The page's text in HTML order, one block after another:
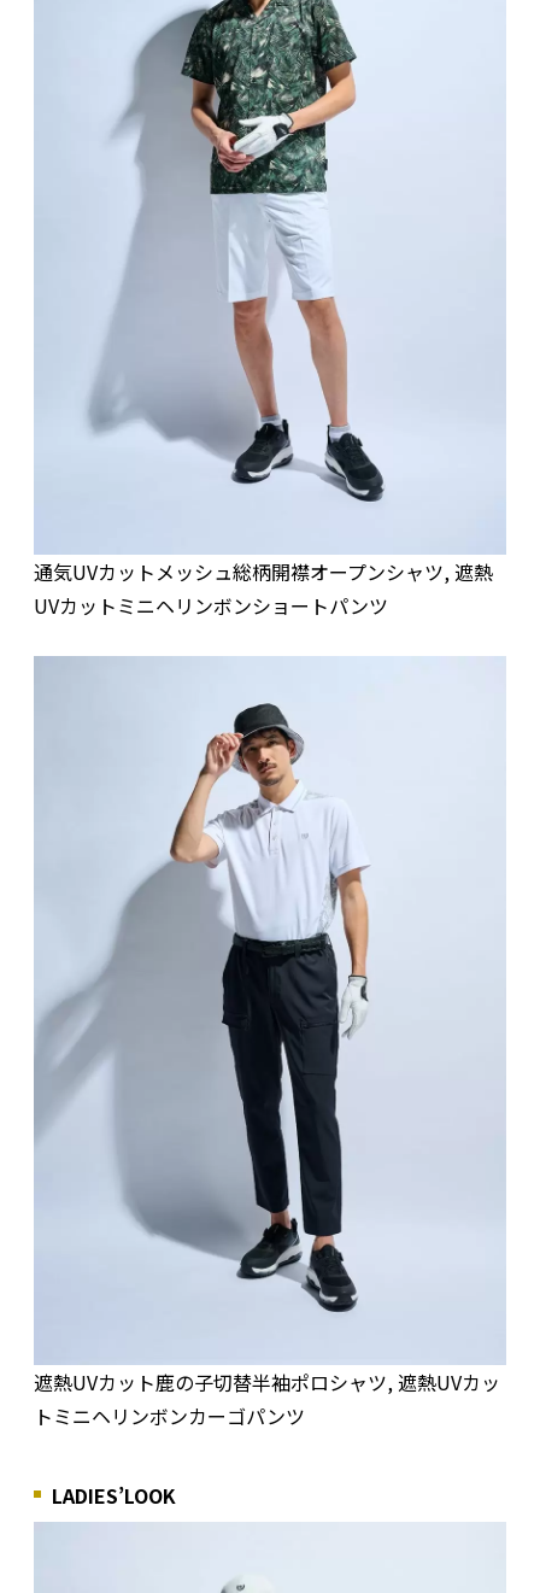
通気UVカットメッシュ総柄開襟オープンシャツ, 遮熱
UVカットミニヘリンボンショートパンツ
遮熱UVカット鹿の子切替半袖ポロシャツ, 遮熱UVカッ
トミニヘリンボンカーゴパンツ
LADIES’LOOK